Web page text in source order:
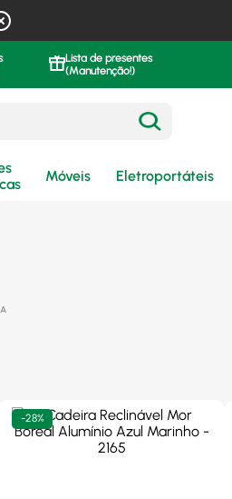
Lista de presentes
(Manutenção!)
Móveis Eletroportáteis
-28%